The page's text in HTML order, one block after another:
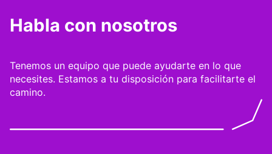
Habla con nosotros
Tenemos un equipo que puede ayudarte en lo que
necesites. Estamos a tu disposición para facilitarte el
camino.